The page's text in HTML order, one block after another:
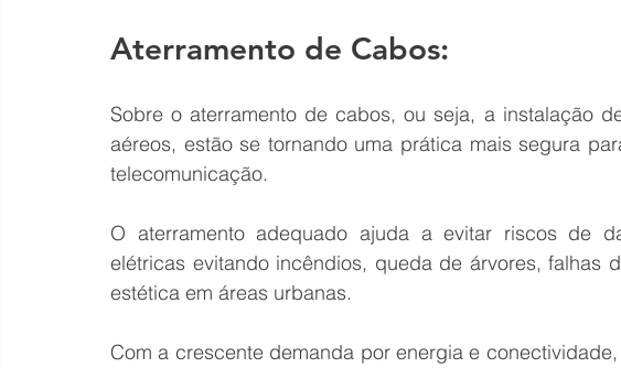
Aterramento de Cabos:
Sobre o aterramento de cabos, ou seja, a instalação
aéreos, estão se tornando uma prática mais segura
telecomunicação.
O aterramento adequado ajuda a evitar riscos de
elétricas evitando incêndios, queda de árvores, falhas
estética em áreas urbanas.
Com a crescente demanda por energia e